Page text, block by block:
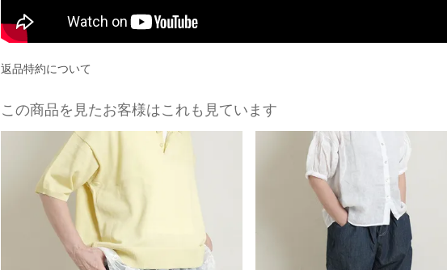
返品特約について
この商品を見たお客様はこれも見ています